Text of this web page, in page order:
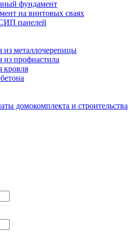
фундамент
на винтовых сваях
панелей
из металлочерепицы
из профнастила
кровля
домокомплекта и строительства